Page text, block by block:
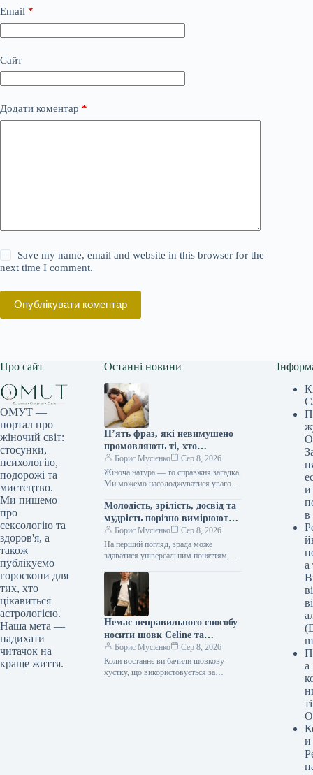
Email *
Сайт
Додати коментар *
Save my name, email and website in this browser for the
next time I comment.
Опублікувати коментар
Про сайт
ОМУТ —
портал про
жіночий світ:
стосунки,
психологію,
подорожі та
мистецтво.
Ми пишемо
про
сексологію та
здоров'я, а
також
публікуємо
гороскопи для
тих, хто
цікавиться
астрологією.
Наша мета —
надихати
читачок на
краще життя.
Останні новини
П’ять фраз, які невимушено
промовляють ті, хто
закохується мовчки, як шепіт
зірок
Борис Мусієнко
Сер 8, 2026
Жіноча натура — то справжня загадка.
Ми можемо насолоджуватися увагою
проводити час у їхній компанії, й…
Молодість, зрілість, досвід та
мудрість порізно вимірюють
вірність у серцях.
Борис Мусієнко
Сер 8, 2026
На перший погляд, зрада може
здаватися універсальним поняттям,
глибше занурення в нюанси стосунків
між поколіннями виявляє,…
Немає неправильного способу
носити шовк Celine та
кашемір Loro Piana
Борис Мусієнко
Сер 8, 2026
Коли востаннє ви бачили шовкову
хустку, що використовується за
и
в
а
а
и